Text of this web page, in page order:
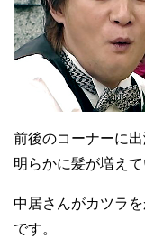
前後のコーナーに
明らかに髪が増え
中居さんがカツラ
です。